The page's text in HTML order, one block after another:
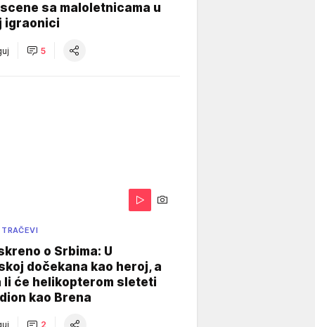
sa maloletnicama u
igraonici
5
o Srbima: U
dočekana kao heroj, a
li će helikopterom sleteti
kao Brena
2